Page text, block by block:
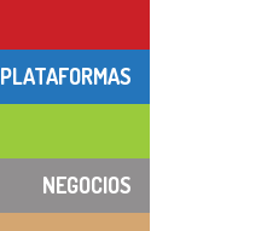
PLATAFORMAS
NEGOCIOS